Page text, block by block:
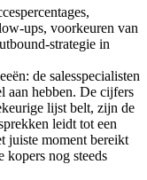
ups, voorkeuren van
strategie in
de salesspecialisten
aan hebben. De cijfers
lijst belt, zijn de
leidt tot een
juiste moment bereikt
kopers nog steeds